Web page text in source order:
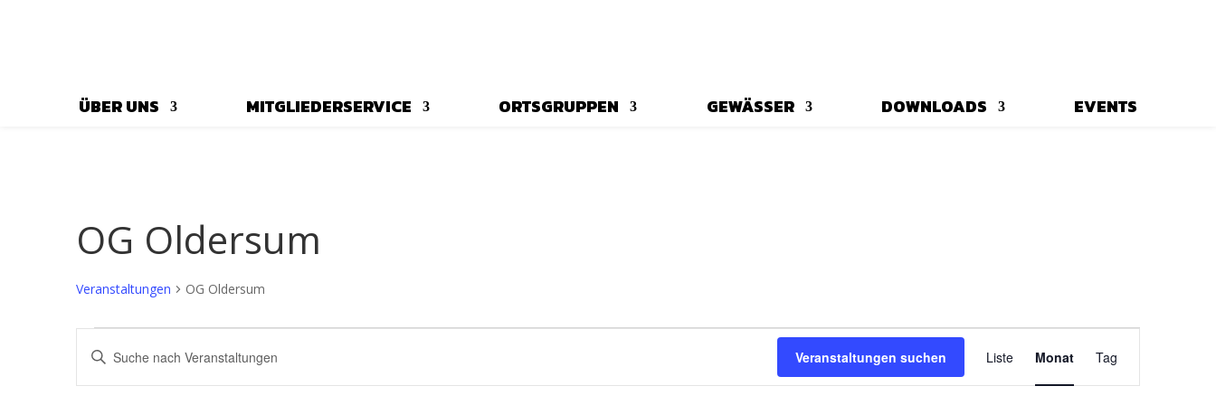
ÜBER UNS MITGLIEDERSERVICE ORTSGRUPPEN GEWÄSSER DOWNLOADS EVENTS
OG Oldersum
Veranstaltungen OG Oldersum
Veranstaltungen
Veranstaltungen
Suche
und
Bitte
Veranstaltungen suchen
Veranstaltung
Ansichten-
Navigation
Liste Monat Tag